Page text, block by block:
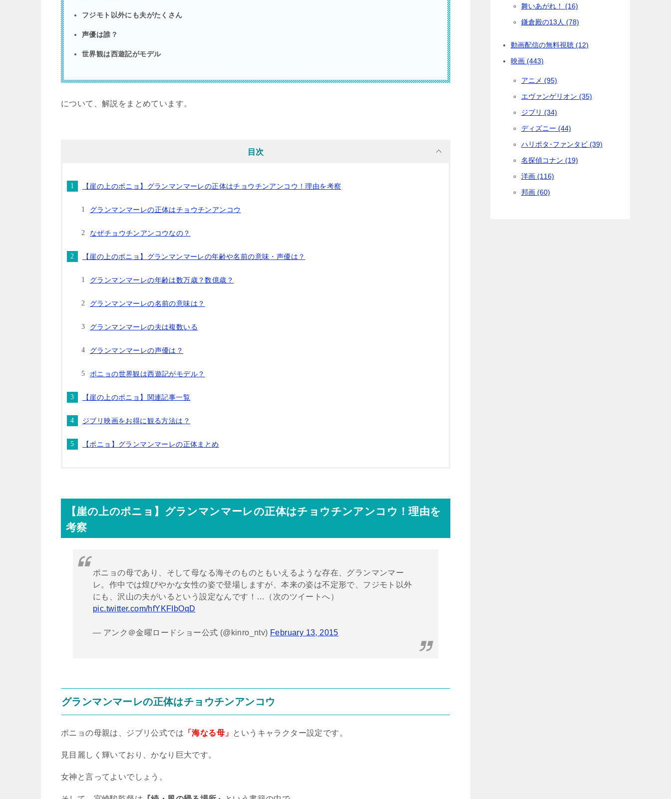
フジモト以外にも夫がたくさん
声優は誰？
世界観は西遊記がモデル
について、解説をまとめています。
目次
【崖の上のポニョ】グランマンマーレの正体はチョウチンアンコウ！理由を考察
グランマンマーレの正体はチョウチンアンコウ
なぜチョウチンアンコウなの？
【崖の上のポニョ】グランマンマーレの年齢や名前の意味・声優は？
グランマンマーレの年齢は数万歳？数億歳？
グランマンマーレの名前の意味は？
グランマンマーレの夫は複数いる
グランマンマーレの声優は？
ポニョの世界観は西遊記がモデル？
【崖の上のポニョ】関連記事一覧
ジブリ映画をお得に観る方法は？
【ポニョ】グランマンマーレの正体まとめ
【崖の上のポニョ】グランマンマーレの正体はチョウチンアンコウ！理由を
考察
ポニョの母であり、そして母なる海そのものともいえるような存在、グランマンマー
レ。作中では煌びやかな女性の姿で登場しますが、本来の姿は不定形で、フジモト以外
にも、沢山の夫がいるという設定なんです！…（次のツイートへ）
pic.twitter.com/hfYKFIbOqD
— アンク＠金曜ロードショー公式 (@kinro_ntv) February 13, 2015
グランマンマーレの正体はチョウチンアンコウ
ポニョの母親は、ジブリ公式では 「海なる母」 というキャラクター設定です。
見目麗しく輝いており、かなり巨大です。
女神と言ってよいでしょう。
舞いあがれ！ (16)
鎌倉殿の13人 (78)
動画配信の無料視聴 (12)
映画 (443)
アニメ (95)
エヴァンゲリオン (35)
ジブリ (34)
ディズニー (44)
ハリポタ･ファンタビ (39)
名探偵コナン (19)
洋画 (116)
邦画 (60)